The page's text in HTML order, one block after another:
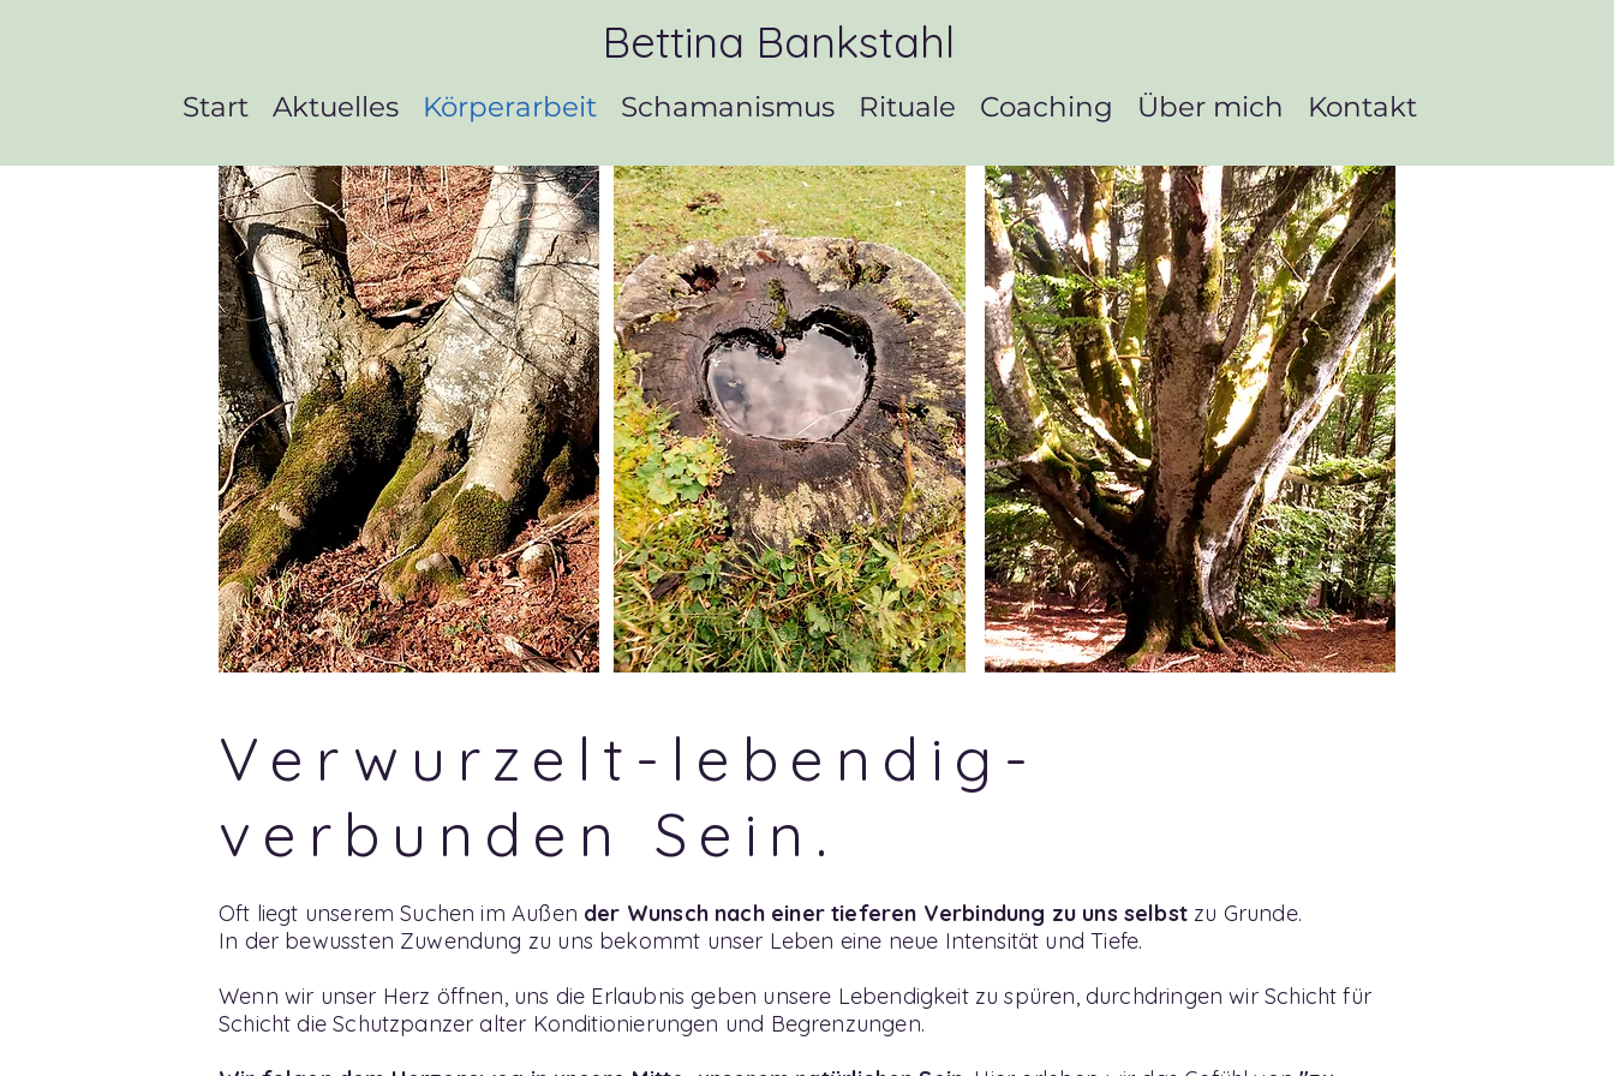
Bettina Bankstahl
Start Aktuelles Körperarbeit Schamanismus Rituale Coaching Über mich Kontakt
Verwurzelt-lebendig-
verbunden Sein.
Oft liegt unserem Suchen im Außen der Wunsch nach einer tieferen Verbindung zu uns selbst zu Grunde.
In der bewussten Zuwendung zu uns bekommt unser Leben eine neue Intensität und Tiefe.
Wenn wir unser Herz öffnen, uns die Erlaubnis geben unsere Lebendigkeit zu spüren, durchdringen wir Schicht für
Schicht die Schutzpanzer alter Konditionierungen und Begrenzungen.